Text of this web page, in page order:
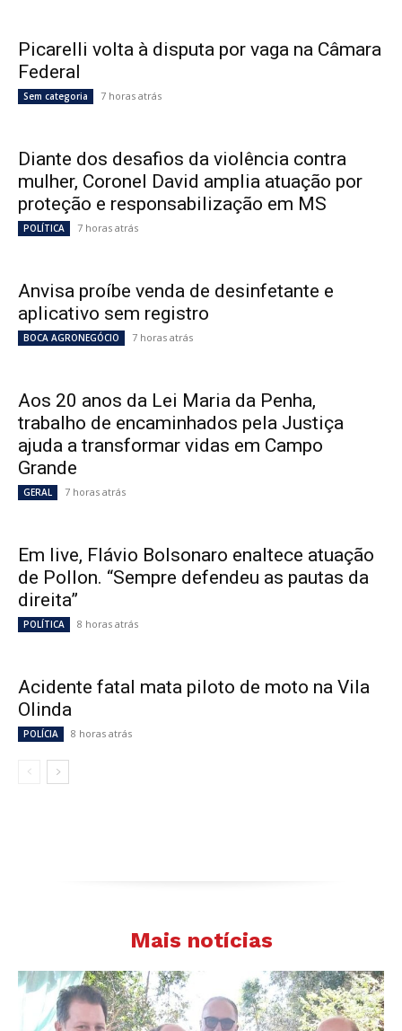
Picarelli volta à disputa por vaga na Câmara
Federal
Sem categoria 7 horas atrás
Diante dos desafios da violência contra
mulher, Coronel David amplia atuação por
proteção e responsabilização em MS
POLÍTICA 7 horas atrás
Anvisa proíbe venda de desinfetante e
aplicativo sem registro
BOCA AGRONEGÓCIO 7 horas atrás
Aos 20 anos da Lei Maria da Penha,
trabalho de encaminhados pela Justiça
ajuda a transformar vidas em Campo
Grande
GERAL 7 horas atrás
Em live, Flávio Bolsonaro enaltece atuação
de Pollon. “Sempre defendeu as pautas da
direita”
POLÍTICA 8 horas atrás
Acidente fatal mata piloto de moto na Vila
Olinda
POLÍCIA 8 horas atrás
Mais notícias